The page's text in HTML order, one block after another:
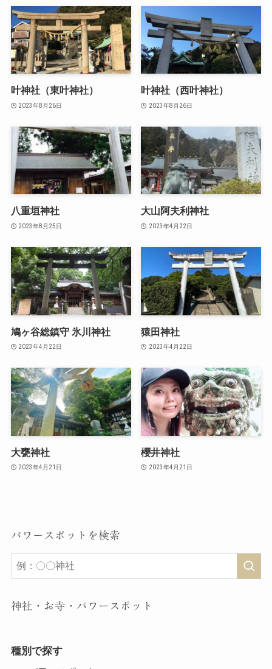
叶神社（東叶神社）
2023年8月26日
叶神社（西叶神社）
2023年8月26日
八重垣神社
2023年8月25日
大山阿夫利神社
2023年4月22日
鳩ヶ谷総鎮守 氷川神社
2023年4月22日
猿田神社
2023年4月22日
大甕神社
2023年4月21日
櫻井神社
2023年4月21日
パワースポットを検索
神社・お寺・パワースポット
種別で探す